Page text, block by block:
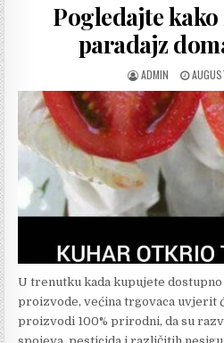
Pogledajte
paradajz
AUTHOR:
ADMIN
DATE:
U trenutku kada kupujete
proizvode, većina trgovaca uvjerit
proizvodi 100% prirodni, da su